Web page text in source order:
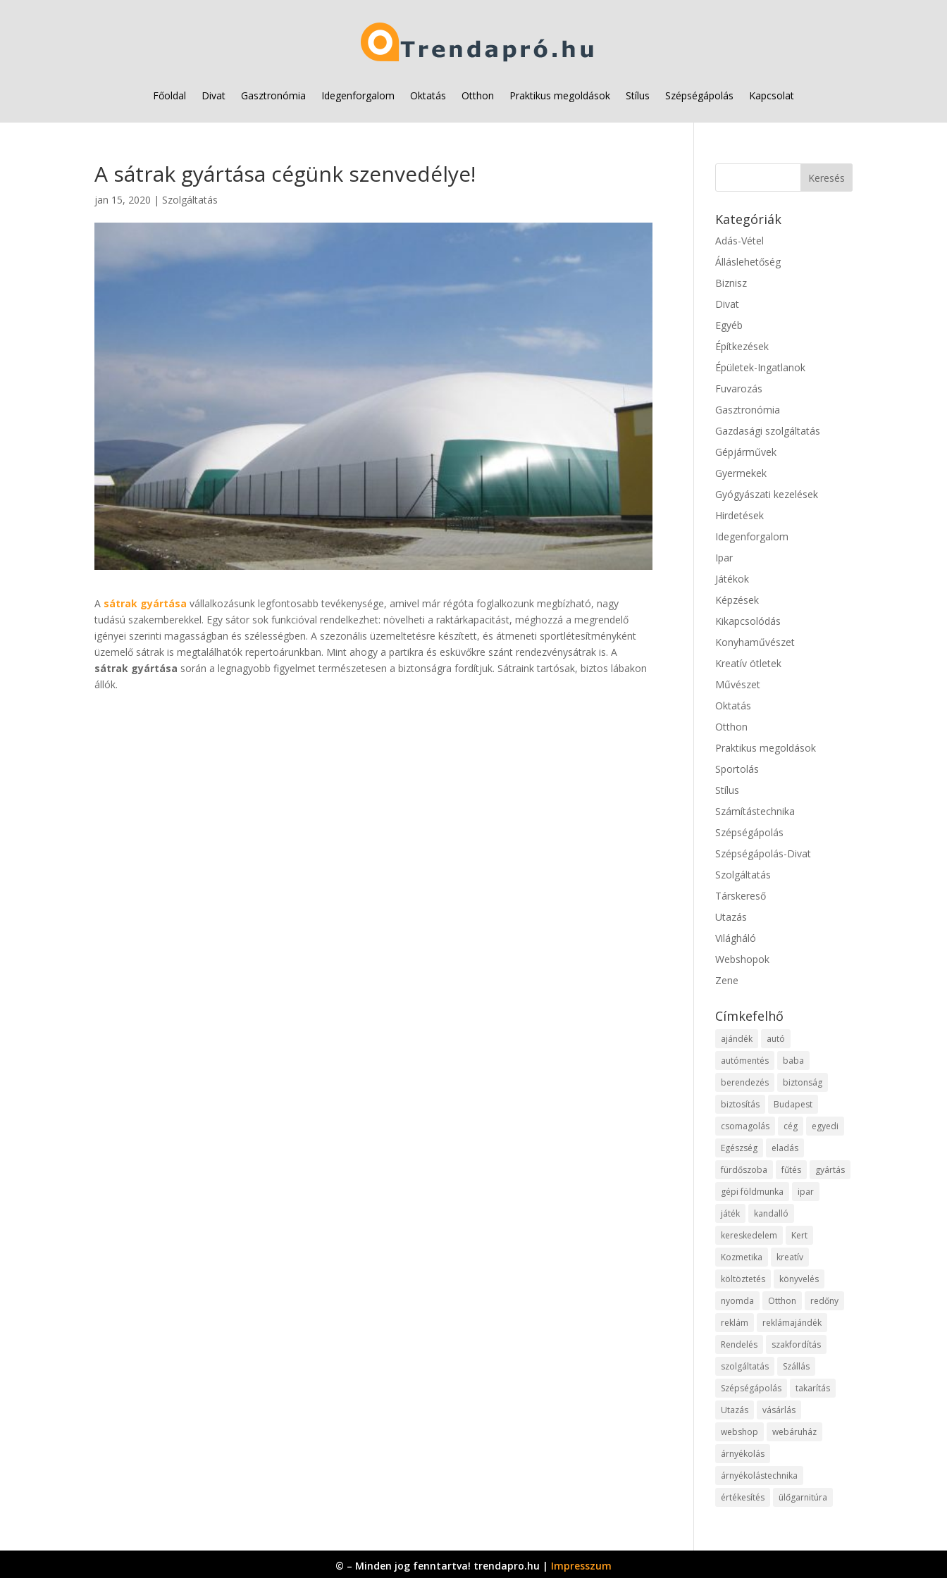
Főoldal Divat Gasztronómia Idegenforgalom Oktatás Otthon Praktikus megoldások Stílus Szépségápolás Kapcsolat
A sátrak gyártása cégünk szenvedélye!
jan 15, 2020 | Szolgáltatás
A sátrak gyártása vállalkozásunk legfontosabb tevékenysége, amivel már régóta foglalkozunk megbízható, nagy
tudású szakemberekkel. Egy sátor sok funkcióval rendelkezhet: növelheti a raktárkapacitást, méghozzá a megrendelő
igényei szerinti magasságban és szélességben. A szezonális üzemeltetésre készített, és átmeneti sportlétesítményként
üzemelő sátrak is megtalálhatók repertoárunkban. Mint ahogy a partikra és esküvőkre szánt rendezvénysátrak is. A
sátrak gyártása során a legnagyobb figyelmet természetesen a biztonságra fordítjuk. Sátraink tartósak, biztos lábakon
állók.
Kategóriák
Adás-Vétel
Álláslehetőség
Biznisz
Divat
Egyéb
Építkezések
Épületek-Ingatlanok
Fuvarozás
Gasztronómia
Gazdasági szolgáltatás
Gépjárművek
Gyermekek
Gyógyászati kezelések
Hirdetések
Idegenforgalom
Ipar
Játékok
Képzések
Kikapcsolódás
Konyhaművészet
Kreatív ötletek
Művészet
Oktatás
Otthon
Praktikus megoldások
Sportolás
Stílus
Számítástechnika
Szépségápolás
Szépségápolás-Divat
Szolgáltatás
Társkereső
Utazás
Világháló
Webshopok
Zene
Címkefelhő
ajándék
autó
autómentés
baba
berendezés
biztonság
biztosítás
Budapest
csomagolás
cég
egyedi
Egészség
eladás
fürdőszoba
fűtés
gyártás
gépi földmunka
ipar
játék
kandalló
kereskedelem
Kert
Kozmetika
kreatív
költöztetés
könyvelés
nyomda
Otthon
redőny
reklám
reklámajándék
Rendelés
szakfordítás
szolgáltatás
Szállás
Szépségápolás
takarítás
Utazás
vásárlás
webshop
webáruház
árnyékolás
árnyékolástechnika
értékesítés
ülőgarnitúra
© – Minden jog fenntartva! trendapro.hu | Impresszum